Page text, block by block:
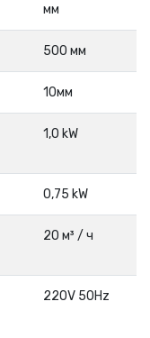
мм
500 мм
10мм
1,0 kW
0,75 kW
20 м³ / ч
220V 50Hz